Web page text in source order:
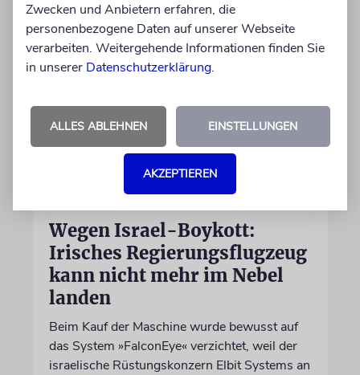
Wegen Israel-Boykott:
Irisches Regierungsflugzeug
kann nicht mehr im Nebel
landen
Beim Kauf der Maschine wurde bewusst auf
das System »FalconEye« verzichtet, weil der
israelische Rüstungskonzern Elbit Systems an
Zwecken und Anbietern erfahren, die
personenbezogene Daten auf unserer Webseite
verarbeiten. Weitergehende Informationen finden Sie
in unserer Datenschutzerklärung.
ALLES ABLEHNEN EINSTELLUNGEN
AKZEPTIEREN